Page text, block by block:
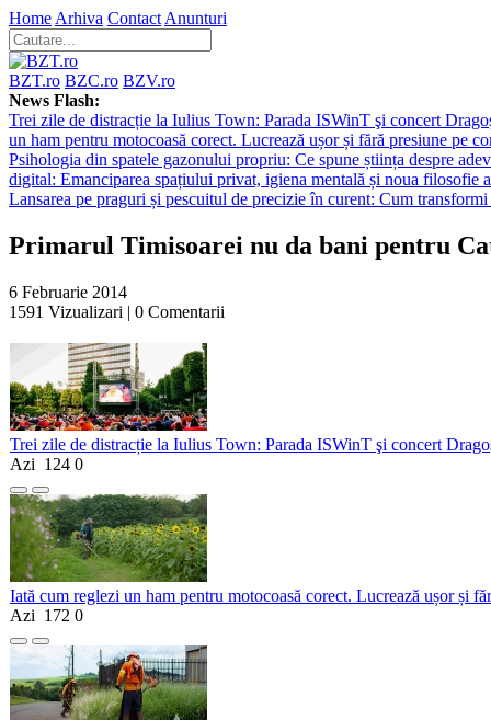
Home Arhiva Contact Anunturi
BZT.ro BZC.ro BZV.ro
News Flash:
Trei zile de distracție la Iulius Town: Parada ISWinT şi concert
un ham pentru motocoasă corect. Lucrează ușor și fără presiune pe
Psihologia din spatele gazonului propriu: Ce spune știința despre
digital: Emanciparea spațiului privat, igiena mentală și noua filosofie
Lansarea pe praguri și pescuitul de precizie în curent: Cum
Primarul Timisoarei nu da bani pentru
6 Februarie 2014
1591 Vizualizari | 0 Comentarii
Trei zile de distracție la Iulius Town: Parada ISWinT şi concert
Azi 124 0
Iată cum reglezi un ham pentru motocoasă corect. Lucrează ușor și
Azi 172 0